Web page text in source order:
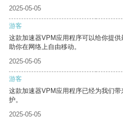
2025-05-05
游客
这款加速器VPM应用程序可以给你提
助你在网络上自由移动。
2025-05-05
游客
这款加速器VPM应用程序已经为我们
护。
2025-05-05